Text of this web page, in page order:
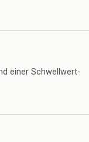
einer Schwellwert-